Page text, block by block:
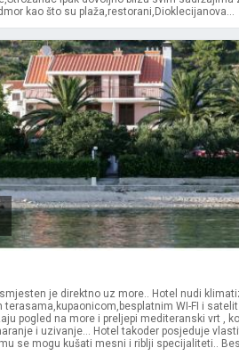
kao što su plaža,restorani,Dioklecijanova...
je direktno uz more.. Hotel nudi
WI-FI i
pogled na more i preljepi mediteranski vrt ,
i uzivanje... Hotel takoder posjeduje
se mogu kušati mesni i riblji specijaliteti..